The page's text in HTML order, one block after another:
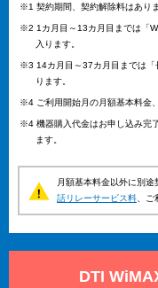
※1 契約期間、契約解除料はありま
※2 1カ月目～13カ月目までは「
入ります。
※3 14カ月目～37カ月目までは「
ります。
※4 ご利用開始月の月額基本料金
※4 機器購入代金はお申し込み完
ます。
月額基本料金以外に別
話リレーサービス料 、
DTI